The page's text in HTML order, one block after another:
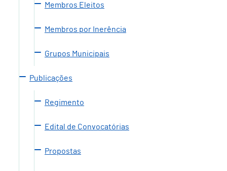
Membros Eleitos
Membros por Inerência
Grupos Municipais
Publicações
Regimento
Edital de Convocatórias
Propostas